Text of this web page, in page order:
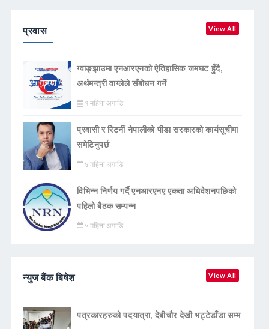
प्रवास View All
ग्वाङ्झाउमा एनआरएनको ऐतिहासिक जमघट हुँदै,
अर्थमन्त्री वाग्लेले सँबोधन गर्ने
१ महिना अगाडि
प्रवासी र रिटर्नी नेपालीको पीडा सरकारको कार्यसूचीमा
समेटिनुपर्छ
४ महिना अगाडि
विभिन्न निर्णय गर्दै एनआरएनए एकता अधिवेशनपछिको
पहिलो बैठक सम्पन्न
५ महिना अगाडि
न्युज बैंक बिषेश View All
पत्रकारहरुको पदयात्रा, देबीचौर देखी भट्टेडाँडा सम्म